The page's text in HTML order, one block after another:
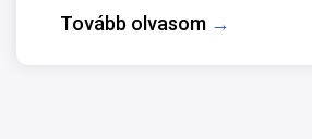
Tovább olvasom →